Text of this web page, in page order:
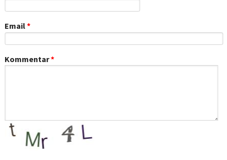
Email*
Kommentar*